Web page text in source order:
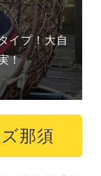
イプ！大自
！
那須